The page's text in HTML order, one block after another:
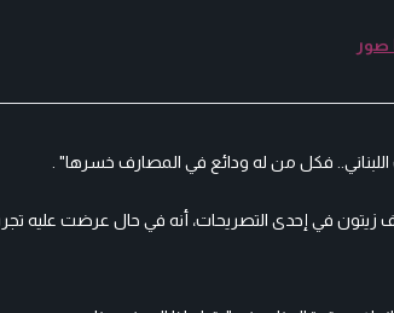
صور
اللبناني.. فكل من له ودائع في المصارف خسرها" .
في إحدى التصريحات، أنه في حال عرضت عليه